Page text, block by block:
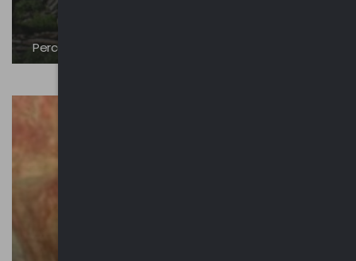
Percorsi naturalistici e alpeggi